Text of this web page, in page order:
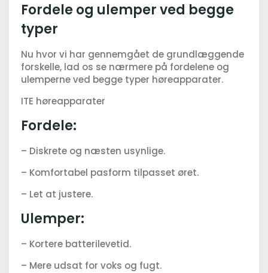
Fordele og ulemper ved begge
typer
Nu hvor vi har gennemgået de grundlæggende
forskelle, lad os se nærmere på fordelene og
ulemperne ved begge typer høreapparater.
ITE høreapparater
Fordele:
– Diskrete og næsten usynlige.
– Komfortabel pasform tilpasset øret.
– Let at justere.
Ulemper:
– Kortere batterilevetid.
– Mere udsat for voks og fugt.